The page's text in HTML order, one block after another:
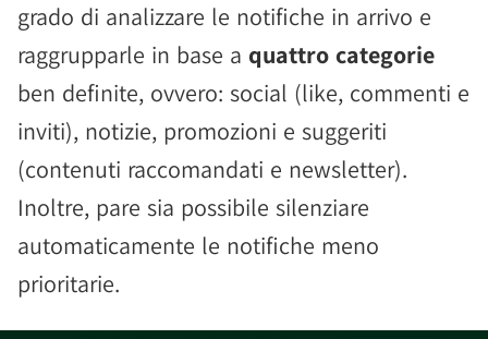
grado di analizzare le notifiche in arrivo e
raggrupparle in base a quattro categorie
ben definite, ovvero: social (like, commenti e
inviti), notizie, promozioni e suggeriti
(contenuti raccomandati e newsletter).
Inoltre, pare sia possibile silenziare
automaticamente le notifiche meno
prioritarie.